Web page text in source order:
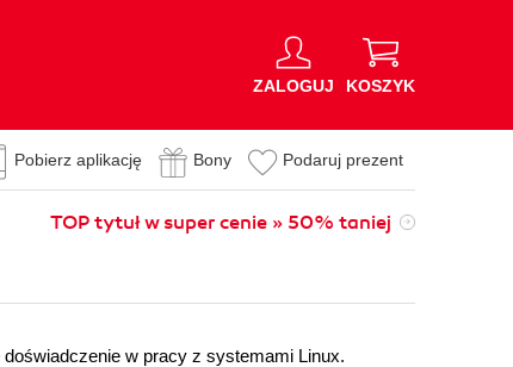
ZALOGUJ KOSZYK
Pobierz aplikację Bony Podaruj prezent
TOP tytuł w super cenie » 50% taniej
w pracy z systemami Linux.